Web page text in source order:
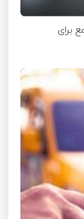
برای